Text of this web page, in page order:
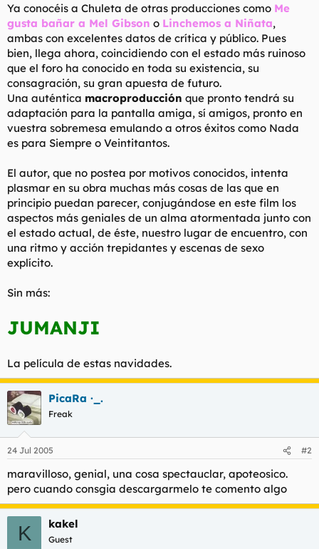
d
e
l
t
e
a
i
c
i
o
Ya conocéis a Chuleta de otras producciones como Me
gusta bañar a Mel Gibson o Linchemos a Niñata,
ambas con excelentes datos de crítica y público. Pues
bien, llega ahora, coincidiendo con el estado más ruinoso
que el foro ha conocido en toda su existencia, su
consagración, su gran apuesta de futuro.
Una auténtica macroproducción que pronto tendrá su
adaptación para la pantalla amiga, sí amigos, pronto en
vuestra sobremesa emulando a otros éxitos como Nada
es para Siempre o Veintitantos.
El autor, que no postea por motivos conocidos, intenta
plasmar en su obra muchas más cosas de las que en
principio puedan parecer, conjugándose en este film los
aspectos más geniales de un alma atormentada junto con
el estado actual, de éste, nuestro lugar de encuentro, con
una ritmo y acción trepidantes y escenas de sexo
explícito.
Sin más:
JUMANJI
La película de estas navidades.
PicaRa ·_.
Freak
24 Jul 2005 #2
maravilloso, genial, una cosa spectauclar, apoteosico.
pero cuando consgia descargarmelo te comento algo
K kakel
Guest